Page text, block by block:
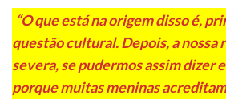
“O que está na origem disso é,
questão cultural. Depois, a nossa
severa, se pudermos assim dizer
porque muitas meninas